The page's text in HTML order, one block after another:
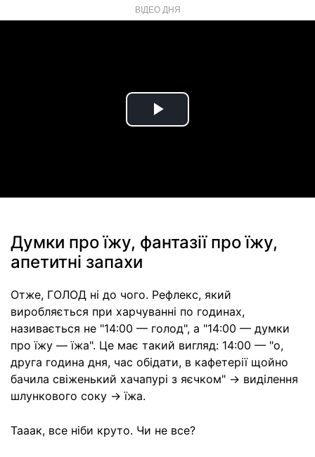
ВІДЕО ДНЯ
Play
Думки про їжу, фантазії про їжу,
апетитні запахи
Отже, ГОЛОД ні до чого. Рефлекс, який
виробляється при харчуванні по годинах,
називається не "14:00 — голод", а "14:00 — думки
про їжу — їжа". Це має такий вигляд: 14:00 — "о,
друга година дня, час обідати, в кафетерії щойно
бачила свіженький хачапурі з яєчком" -> виділення
шлункового соку -> їжа.
Тааак, все ніби круто. Чи не все?